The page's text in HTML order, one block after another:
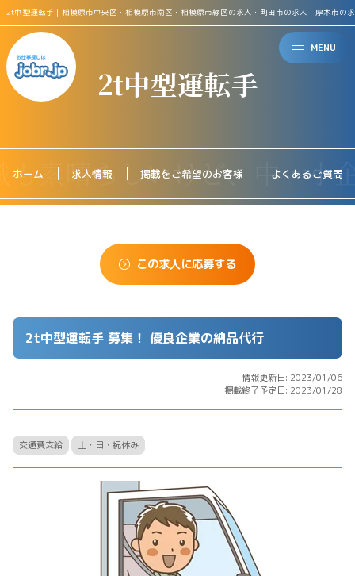
MENU
2t中型運転手｜相模原市中央区・相模原市南区・相模原市緑区の求人・町田市の求人・厚木市の
2t中型運転手
ホーム 求人情報 掲載をご希望のお客様 よくあるご質問
この求人に応募する
2t中型運転手 募集！ 優良企業の納品代行
情報更新日: 2023/01/06
掲載終了予定日: 2023/01/28
交通費支給 土・日・祝休み